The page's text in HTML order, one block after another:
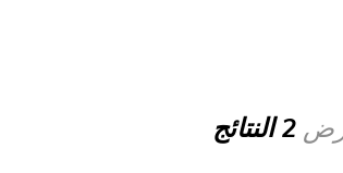
2 النتائج